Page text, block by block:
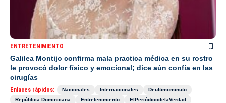
ENTRETENIMIENTO
Galilea Montijo confirma mala practica médica en su rostro
le provocó dolor físico y emocional; dice aún confía en las
cirugías
Enlaces rápidos: Nacionales Internacionales
Deultimominuto
República Dominicana
Entretenimiento
ElPeriódicodelaVerdad